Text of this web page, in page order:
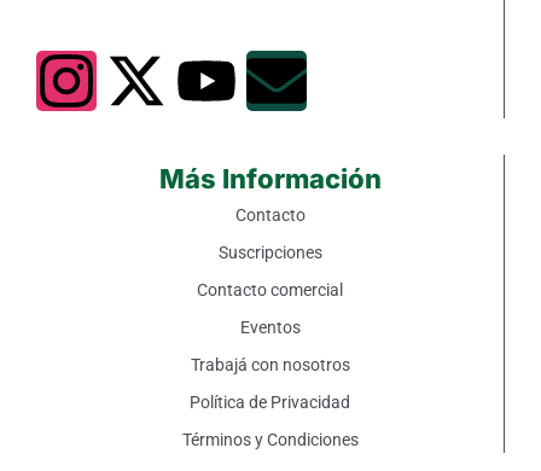
Más Información
Contacto
Suscripciones
Contacto comercial
Eventos
Trabajá con nosotros
Política de Privacidad
Términos y Condiciones